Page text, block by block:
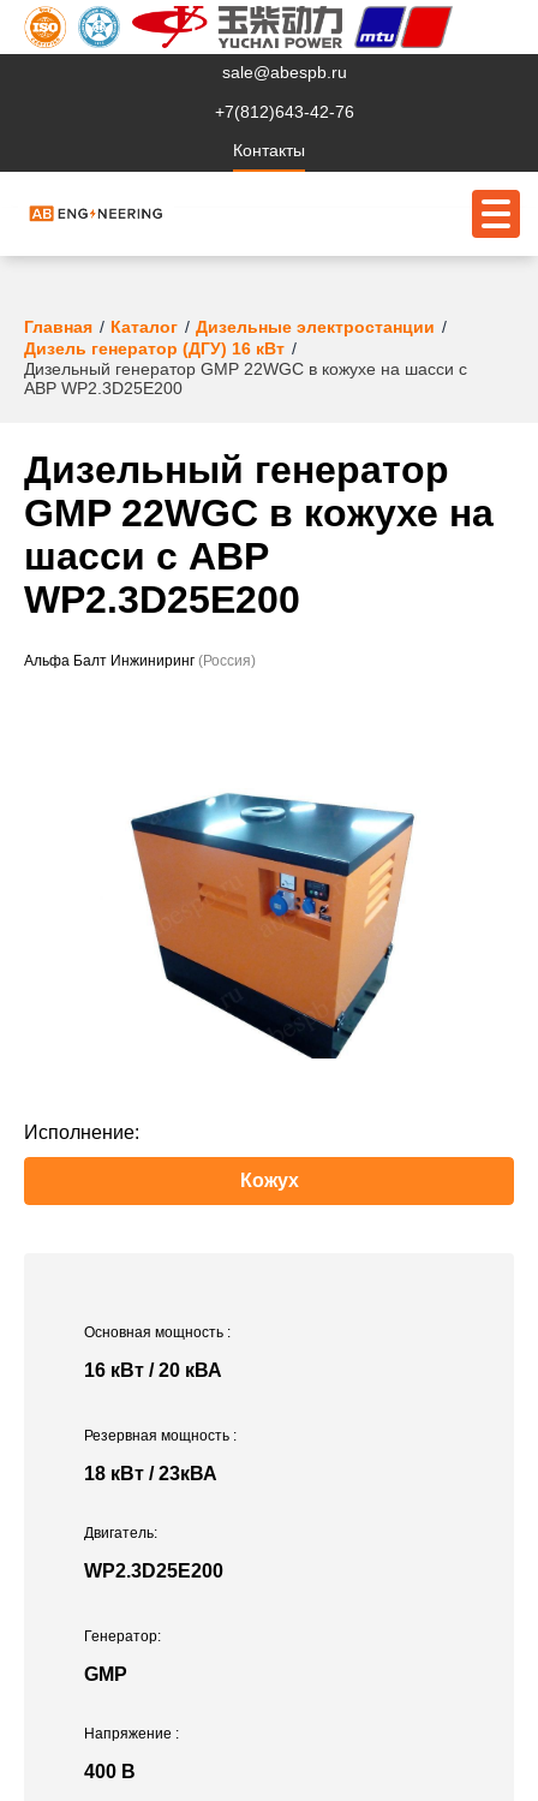
sale@abespb.ru
+7(812)643-42-76
Контакты
О компании
Клиентам
Сервис
Судовое ЭО
Проекты
Главная Каталог
Дизельные электростанции
Дизель генератор (ДГУ) 16 кВт
Дизельный генератор GMP 22WGC в кожухе на шасси с
АВР WP2.3D25E200
Дизельный генератор
GMP 22WGC в кожухе на
шасси с АВР
WP2.3D25E200
Альфа Балт Инжиниринг (Россия)
Исполнение:
Кожух
Основная мощность :
16 кВт / 20 кВА
Двигатель:
WP2.3D25E200
Напряжение :
400 В
Резервная мощность :
18 кВт / 23кВА
Генератор:
GMP